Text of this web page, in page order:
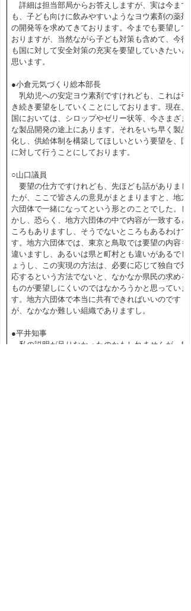
詳細は担当部局からお答えしますが、実は今まで
も、子ども向けに飲みやすいようなヨウ素剤の薬剤
の開発等を求めてきております。今までも要望して
おりますが、当然ながら子ども対策も含めて、今後
も国に対して安全対策の充実を要望していきたいと
思います。
●小倉元気づくり総本部長
乳幼児への安定ヨウ素剤ですけれども、これは引
き続き要望をしていくことにしております。現在、
国においては、シロップやゼリー状等、今さまざま
な製品開発の途上にあります。それをいち早く製品
化し、供給体制を構築してほしいという要望を、国
に対して行うことにしております。
○山口議員
要望の仕方ですけれども、先ほども話がありまし
たが、ここで皆さんの意見がまとまりますと、地方
六団体で一緒になってという形とのことでした。し
かし、恐らく、地方六団体の中で内容が一致すると
ころもありますし、そうでないところもあるわけで
す。地方六団体では、東京と鳥取では要望の内容も
違いますし、あるいは県と町村とも違いがあるでし
ょうし、この実現の方法は、必要に応じて独自で対
応するという方法でないと、なかなか県民の求める
ものが要望しにくいのではなかろうかと思っていま
す。地方六団体で本当に共有できればいいのです
が、なかなか難しい組織でありますし。
●平井知事
私の説明が足りなかったのかもしれませんが、鳥